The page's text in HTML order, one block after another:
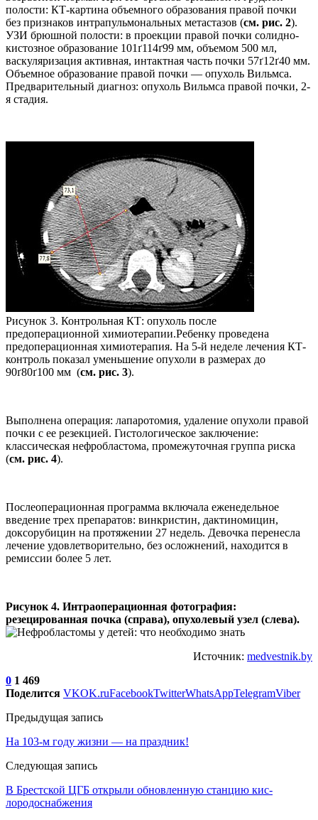
полости: КТ-картина объемного образования правой почки
без признаков интрапульмональных метастазов (см. рис. 2).
УЗИ брюшной полости: в проекции правой почки солидно-
кистозное образование 101ґ114ґ99 мм, объемом 500 мл,
васкуляризация активная, интактная часть почки 57ґ12ґ40 мм.
Объемное образование правой почки — опухоль Вильмса.
Предварительный диагноз: опухоль Вильмса правой почки, 2-
я стадия.
Рисунок 3. Контрольная КТ: опухоль после
предоперационной химиотерапии.Ребенку проведена
предоперационная химиотерапия. На 5-й неделе лечения КТ-
контроль показал уменьшение опухоли в размерах до
90ґ80ґ100 мм (см. рис. 3).
Выполнена операция: лапаротомия, удаление опухоли правой
почки с ее резекцией. Гистологическое заключение:
классическая нефробластома, промежуточная группа риска
(см. рис. 4).
Послеоперационная программа включала еженедельное
введение трех препаратов: винкристин, дактиномицин,
доксорубицин на протяжении 27 недель. Девочка перенесла
лечение удовлетворительно, без осложнений, находится в
ремиссии более 5 лет.
Рисунок 4. Интраоперационная фотография:
резецированная почка (справа), опухолевый узел (слева).
Источник: medvestnik.by
0 1 469
Поделится VKOK.ruFacebookTwitterWhatsAppTelegramViber
Предыдущая запись
На 103-м году жизни — на праздник!
Следующая запись
В Брестской ЦГБ открыли обновленную станцию кис­
лородоснабжения